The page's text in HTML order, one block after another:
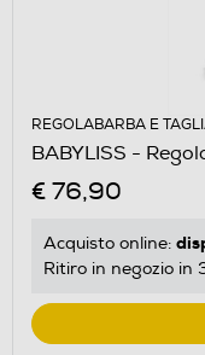
REGOLABARBA E
BABYLISS -
€ 76,90
Acquisto online:
Ritiro in negozio in